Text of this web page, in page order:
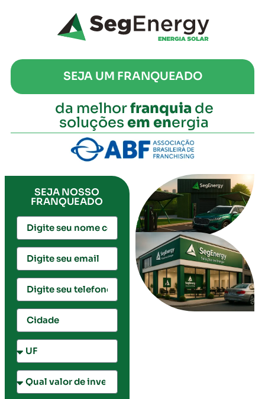
SEJA UM FRANQUEADO
da melhorfranquia de
soluções em energia
SEJA NOSSO
FRANQUEADO